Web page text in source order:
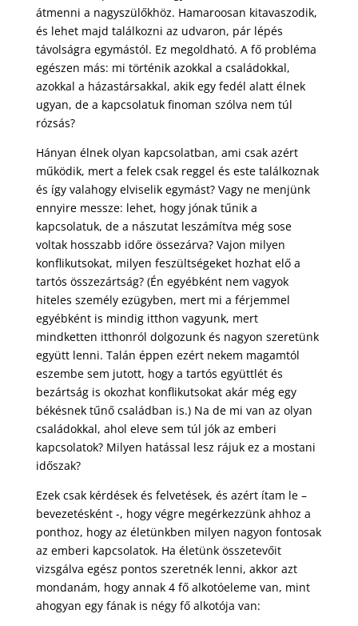
átmenni a nagyszülőkhöz. Hamaroosan kitavaszodik,
és lehet majd találkozni az udvaron, pár lépés
távolságra egymástól. Ez megoldható. A fő probléma
egészen más: mi történik azokkal a családokkal,
azokkal a házastársakkal, akik egy fedél alatt élnek
ugyan, de a kapcsolatuk finoman szólva nem túl
rózsás?
Hányan élnek olyan kapcsolatban, ami csak azért
működik, mert a felek csak reggel és este találkoznak
és így valahogy elviselik egymást? Vagy ne menjünk
ennyire messze: lehet, hogy jónak tűnik a
kapcsolatuk, de a nászutat leszámítva még sose
voltak hosszabb időre össezárva? Vajon milyen
konflikutsokat, milyen feszültségeket hozhat elő a
tartós összezártság? (Én egyébként nem vagyok
hiteles személy ezügyben, mert mi a férjemmel
egyébként is mindig itthon vagyunk, mert
mindketten itthonról dolgozunk és nagyon szeretünk
együtt lenni. Talán éppen ezért nekem magamtól
eszembe sem jutott, hogy a tartós együttlét és
bezártság is okozhat konflikutsokat akár még egy
békésnek tűnő családban is.) Na de mi van az olyan
családokkal, ahol eleve sem túl jók az emberi
kapcsolatok? Milyen hatással lesz rájuk ez a mostani
időszak?
Ezek csak kérdések és felvetések, és azért ítam le –
bevezetésként -, hogy végre megérkezzünk ahhoz a
ponthoz, hogy az életünkben milyen nagyon fontosak
az emberi kapcsolatok. Ha életünk összetevőit
vizsgálva egész pontos szeretnék lenni, akkor azt
mondanám, hogy annak 4 fő alkotóeleme van, mint
ahogyan egy fának is négy fő alkotója van: